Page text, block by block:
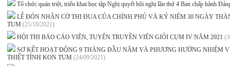
Tổ chức quán triệt, triển khai học tập Nghị quyết hội nghị lần thứ 4 Ban chấp hành
LỄ ĐÓN NHẬN CỜ THI ĐUA CỦA CHÍNH PHỦ VÀ KỶ NIÊM 30 NGÀY
TUM (25/10/2021)
HỘI THI BÁO CÁO VIÊN, TUYÊN TRUYỀN VIÊN GIỎI CỤM IV NĂM 2021
SƠ KẾT HOẠT ĐỘNG 9 THÁNG ĐẦU NĂM VÀ PHƯƠNG HƯỚNG NHIỆM
THIẾT TỈNH KON TUM (24/09/2021)